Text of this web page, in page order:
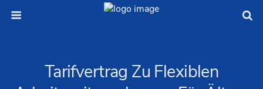
Tarifvertrag Zu Flexiblen